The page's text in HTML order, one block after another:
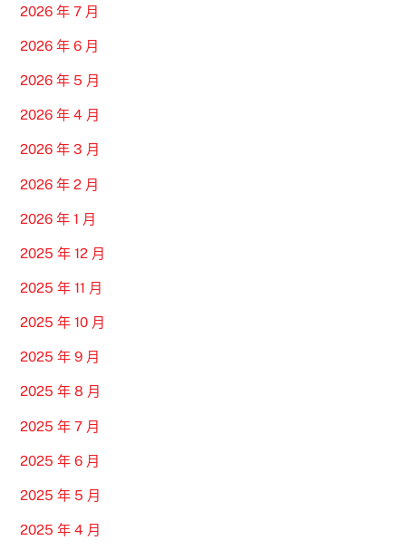
2026 年 7 月
2026 年 6 月
2026 年 5 月
2026 年 4 月
2026 年 3 月
2026 年 2 月
2026 年 1 月
2025 年 12 月
2025 年 11 月
2025 年 10 月
2025 年 9 月
2025 年 8 月
2025 年 7 月
2025 年 6 月
2025 年 5 月
2025 年 4 月